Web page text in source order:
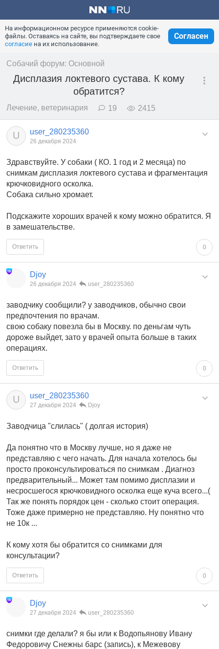
На информационном ресурсе применяются cookie-
файлы. Оставаясь на сайте, вы подтверждаете свое
согласие на их использование.
Согласен
Собачий форум: Основной
Дисплазия локтевого сустава. К кому
обратится?
Лечение, ветеринария 19 2415
U user_280235360
26 декабря 2024
Здравствуйте. У собаки ( КО. 1 год и 2 месяца) по
снимкам дисплазия локтевого сустава и фрагментация
крючковидного осколка.
Собака сильно хромает.
Подскажите хороших врачей к кому можно обратится. Я
в замешательстве.
0
Ответить
Djoy
26 декабря 2024 user_280235360
заводчику сообщили? у заводчиков, обычно свои
предпочтения по врачам.
свою собаку повезла бы в Москву. по деньгам чуть
дороже выйдет, зато у врачей опыта больше в таких
операциях.
0
Ответить
U user_280235360
27 декабря 2024 Djoy
Заводчица "слилась" ( долгая история)
Да понятно что в Москву лучше, но я даже не
представляю с чего начать. Для начала хотелось бы
просто проконсультироваться по снимкам . Диагноз
предварительный... Может там помимо дисплазии и
несросшегося крючковидного осколка еще куча всего...(
Так же понять порядок цен - сколько стоит операция.
Тоже даже примерно не представляю. Ну понятно что
не 10к ...
К кому хотя бы обратится со снимками для
консультации?
0
Ответить
Djoy
27 декабря 2024 user_280235360
снимки где делали? я бы или к Водопьянову Ивану
Федоровичу Снежны барс (запись), к Межевову